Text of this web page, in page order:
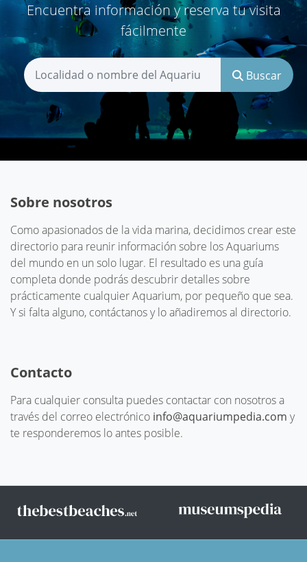
Encuentra información y reserva tu visita
fácilmente
Buscar
Sobre nosotros
Como apasionados de la vida marina, decidimos crear este
directorio para reunir información sobre los Aquariums
del mundo en un solo lugar. El resultado es una guía
completa donde podrás descubrir detalles sobre
prácticamente cualquier Aquarium, por pequeño que sea.
Y si falta alguno, contáctanos y lo añadiremos al directorio.
Contacto
Para cualquier consulta puedes contactar con nosotros a
través del correo electrónico info@aquariumpedia.com y
te responderemos lo antes posible.